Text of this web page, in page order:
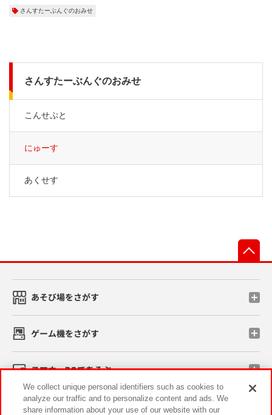
さんすたーぶんぐのおみせ
さんすたーぶんぐのおみせ
こんせぷと
にゅーす
あくせす
あそび場をさがす
ゲーム機をさがす
スマホ・PCであそぶ
イベント・キャンペーン
We collect unique personal identifiers such as cookies to
analyze our traffic and to personalize content and ads. We
share information about your use of our website with our